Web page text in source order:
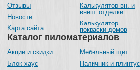
Каталог пиломатериалов
Акции и скидки
Блок хаус
Мебельный щит
Наличник и плинтус
Отзывы
Новости
Карта сайта
Калькулятор вн. и
внеш. отделки
Калькулятор
покраски домов